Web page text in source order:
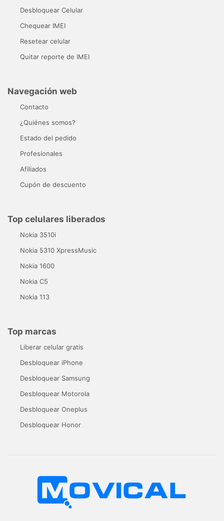
Desbloquear Celular
Chequear IMEI
Resetear celular
Quitar reporte de IMEI
Navegación web
Contacto
¿Quiénes somos?
Estado del pedido
Profesionales
Afiliados
Cupón de descuento
Top celulares liberados
Nokia 3510i
Nokia 5310 XpressMusic
Nokia 1600
Nokia C5
Nokia 113
Top marcas
Liberar celular gratis
Desbloquear iPhone
Desbloquear Samsung
Desbloquear Motorola
Desbloquear Oneplus
Desbloquear Honor